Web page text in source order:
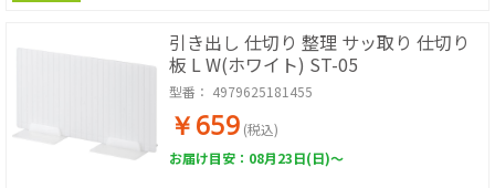
引き出し 仕切り 整理 サッ取り 仕切り
板 L W(ホワイト) ST-05
型番： 4979625181455
￥659 (税込)
お届け目安：08月23日(日)～